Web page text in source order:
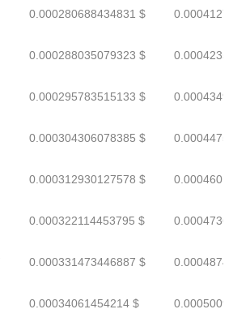
0.000280688434831 $
0.000288035079323 $
0.000295783515133 $
0.000304306078385 $
0.000312930127578 $
0.000322114453795 $
0.000331473446887 $
0.00034061454214 $